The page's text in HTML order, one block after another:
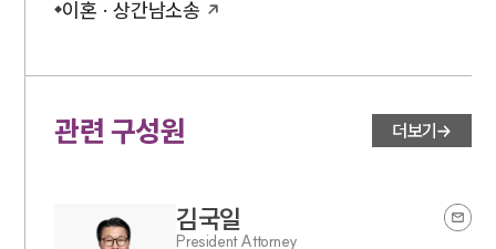
이혼 · 상간남소송
관련 구성원 더보기
김국일
President Attorney